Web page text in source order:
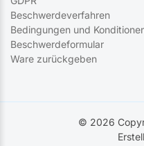
Beschwerdeverfahren
Bedingungen und
Beschwerdeformular
Ware zurückgeben
© 2026